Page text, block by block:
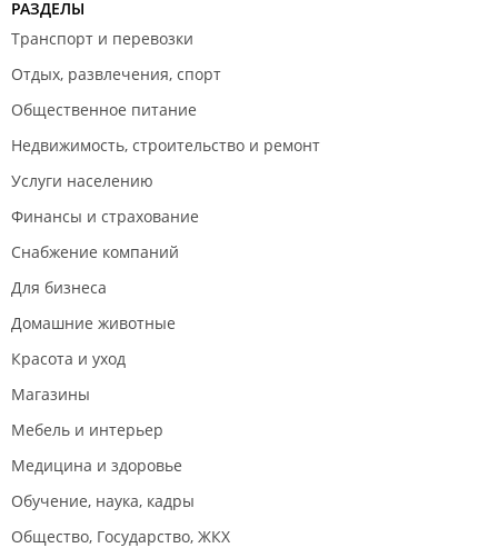
РАЗДЕЛЫ
Транспорт и перевозки
Отдых, развлечения, спорт
Общественное питание
Недвижимость, строительство и ремонт
Услуги населению
Финансы и страхование
Снабжение компаний
Для бизнеса
Домашние животные
Красота и уход
Магазины
Мебель и интерьер
Медицина и здоровье
Обучение, наука, кадры
Общество, Государство, ЖКХ